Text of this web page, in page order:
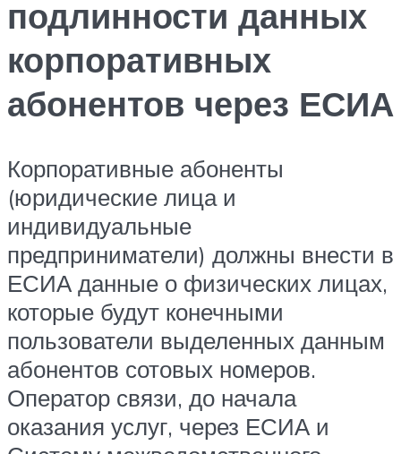
подлинности данных
корпоративных
абонентов через ЕСИА
Корпоративные абоненты
(юридические лица и
индивидуальные
предприниматели) должны внести в
ЕСИА данные о физических лицах,
которые будут конечными
пользователи выделенных данным
абонентов сотовых номеров.
Оператор связи, до начала
оказания услуг, через ЕСИА и